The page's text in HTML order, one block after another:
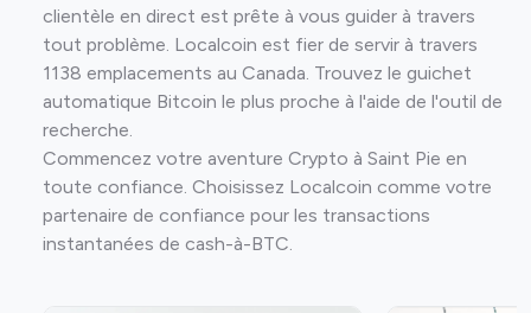
clientèle en direct est prête à vous guider à travers
tout problème. Localcoin est fier de servir à travers
1138 emplacements au Canada. Trouvez le guichet
automatique Bitcoin le plus proche à l'aide de l'outil de
recherche.
Commencez votre aventure Crypto à Saint Pie en
toute confiance. Choisissez Localcoin comme votre
partenaire de confiance pour les transactions
instantanées de cash-à-BTC.